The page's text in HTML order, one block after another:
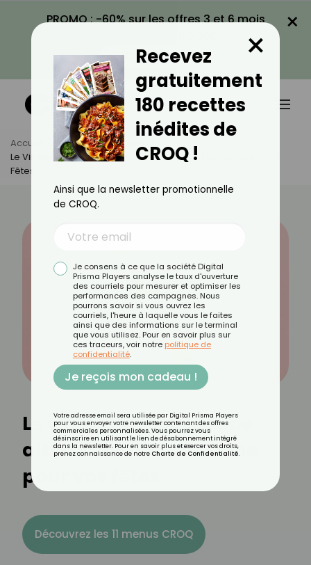
PROMO : -60% sur les offres 3 et 6 mois
VOIR LA PROMO
×
Accueil Actus
Bien-Être
Le Vin Désalcoolisé : Une Alternative Chic Et Saine Pour Vos
Fêtes
Le vin désalcoolisé : une
alternative chic et saine
pour vos fêtes
Découvrez les 11 menus CROQ
Recevez
gratuitement
180 recettes
inédites de
CROQ !
×
Ainsi que la newsletter promotionnelle
de CROQ.
Je consens à ce que la société Digital
Prisma Players analyse le taux d'ouverture
des courriels pour mesurer et optimiser les
performances des campagnes. Nous
pourrons savoir si vous ouvrez les
courriels, l'heure à laquelle vous le faites
ainsi que des informations sur le terminal
que vous utilisez. Pour en savoir plus sur
ces traceurs, voir notre politique de
confidentialité.
Je reçois mon cadeau !
Votre adresse email sera utilisée par Digital Prisma Players
pour vous envoyer votre newsletter contenant des offres
commerciales personnalisées. Vous pourrez vous
désinscrire en utilisant le lien de désabonnement intégré
dans la newsletter. Pour en savoir plus et exercer vos droits,
prenez connaissance de notre Charte de Confidentialité.